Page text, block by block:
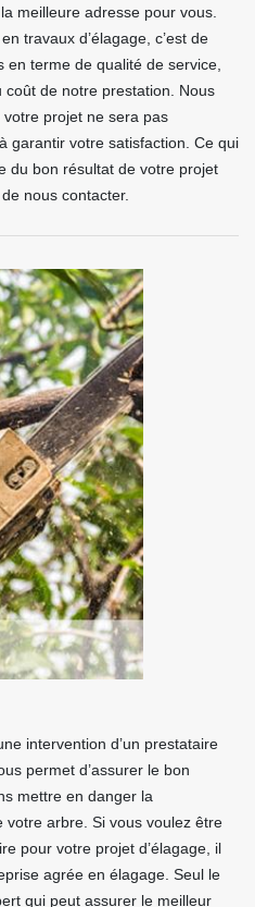
meilleure adresse pour vous.
travaux d’élagage, c’est de
terme de qualité de service,
de notre prestation. Nous
projet ne sera pas
garantir votre satisfaction. Ce qui
du bon résultat de votre projet
nous contacter.
intervention d’un prestataire
permet d’assurer le bon
mettre en danger la
votre arbre. Si vous voulez être
pour votre projet d’élagage, il
agrée en élagage. Seul le
qui peut assurer le meilleur